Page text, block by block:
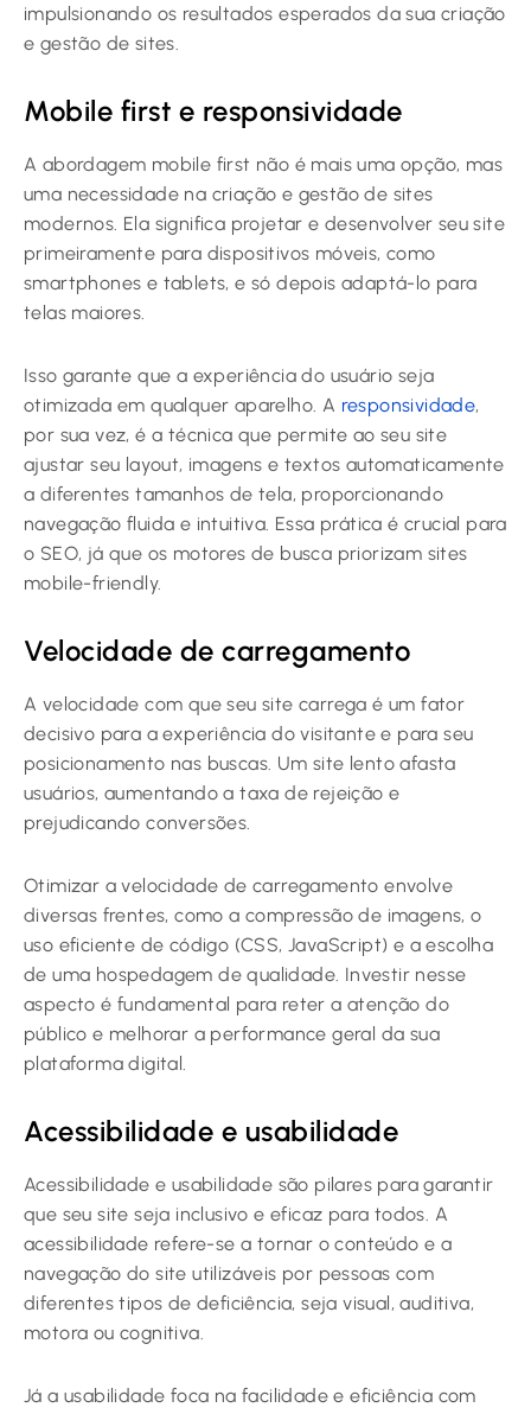
impulsionando os resultados esperados da sua criação
e gestão de sites.
Mobile first e responsividade
A abordagem mobile first não é mais uma opção, mas
uma necessidade na criação e gestão de sites
modernos. Ela significa projetar e desenvolver seu site
primeiramente para dispositivos móveis, como
smartphones e tablets, e só depois adaptá-lo para
telas maiores.
Isso garante que a experiência do usuário seja
otimizada em qualquer aparelho. A responsividade,
por sua vez, é a técnica que permite ao seu site
ajustar seu layout, imagens e textos automaticamente
a diferentes tamanhos de tela, proporcionando
navegação fluida e intuitiva. Essa prática é crucial para
o SEO, já que os motores de busca priorizam sites
mobile-friendly.
Velocidade de carregamento
A velocidade com que seu site carrega é um fator
decisivo para a experiência do visitante e para seu
posicionamento nas buscas. Um site lento afasta
usuários, aumentando a taxa de rejeição e
prejudicando conversões.
Otimizar a velocidade de carregamento envolve
diversas frentes, como a compressão de imagens, o
uso eficiente de código (CSS, JavaScript) e a escolha
de uma hospedagem de qualidade. Investir nesse
aspecto é fundamental para reter a atenção do
público e melhorar a performance geral da sua
plataforma digital.
Acessibilidade e usabilidade
Acessibilidade e usabilidade são pilares para garantir
que seu site seja inclusivo e eficaz para todos. A
acessibilidade refere-se a tornar o conteúdo e a
navegação do site utilizáveis por pessoas com
diferentes tipos de deficiência, seja visual, auditiva,
motora ou cognitiva.
Já a usabilidade foca na facilidade e eficiência com